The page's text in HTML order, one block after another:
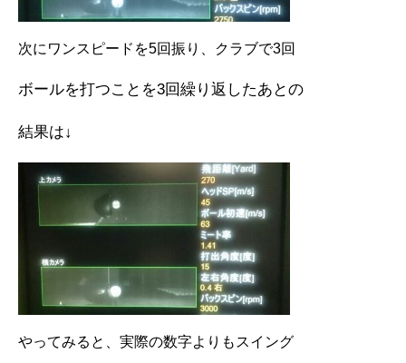
次にワンスピードを5回振り、クラブで3回
ボールを打つことを3回繰り返したあとの
結果は↓
やってみると、実際の数字よりもスイング